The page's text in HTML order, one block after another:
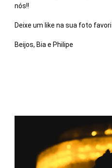
nós!!
Deixe um like na sua foto
Beijos, Bia e Philipe